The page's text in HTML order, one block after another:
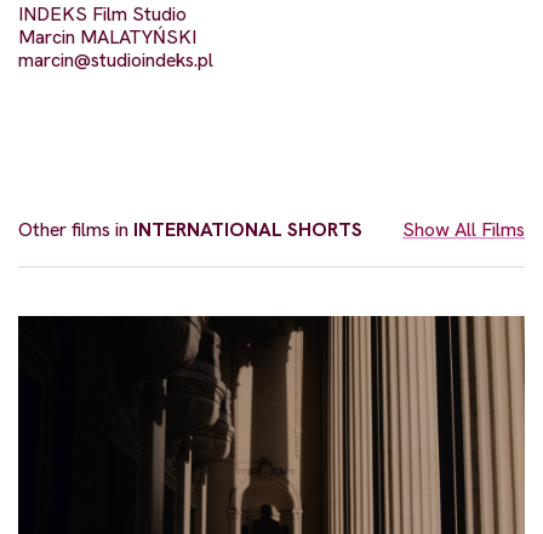
INDEKS Film Studio
Marcin MALATYŃSKI
marcin@studioindeks.pl
Other films in INTERNATIONAL SHORTS Show All Films